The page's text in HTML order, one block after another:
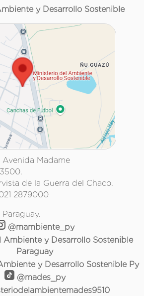
y Desarrollo Sostenible
Avenida Madame
de la Guerra del Chaco.
2879000
@mambiente_py
y Desarrollo Sostenible
Paraguay
y Desarrollo Sostenible Py
@mades_py